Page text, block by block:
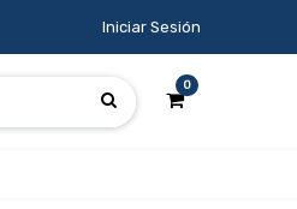
Iniciar Sesión
0